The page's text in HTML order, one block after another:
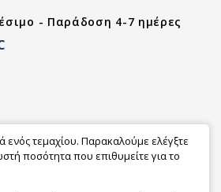
- Παράδοση 4-7 ημέρες
ενός τεμαχίου. Παρακαλούμε ελέγξτε
ποσότητα που επιθυμείτε για το